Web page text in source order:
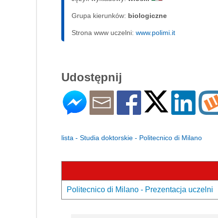
Grupa kierunków: biologiczne
Strona www uczelni: www.polimi.it
Udostępnij
lista - Studia doktorskie - Politecnico di Milano
Politecnico di Milano - Prezentacja uczelni